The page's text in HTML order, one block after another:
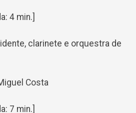
4 min.]
clarinete e orquestra de
Costa
7 min.]